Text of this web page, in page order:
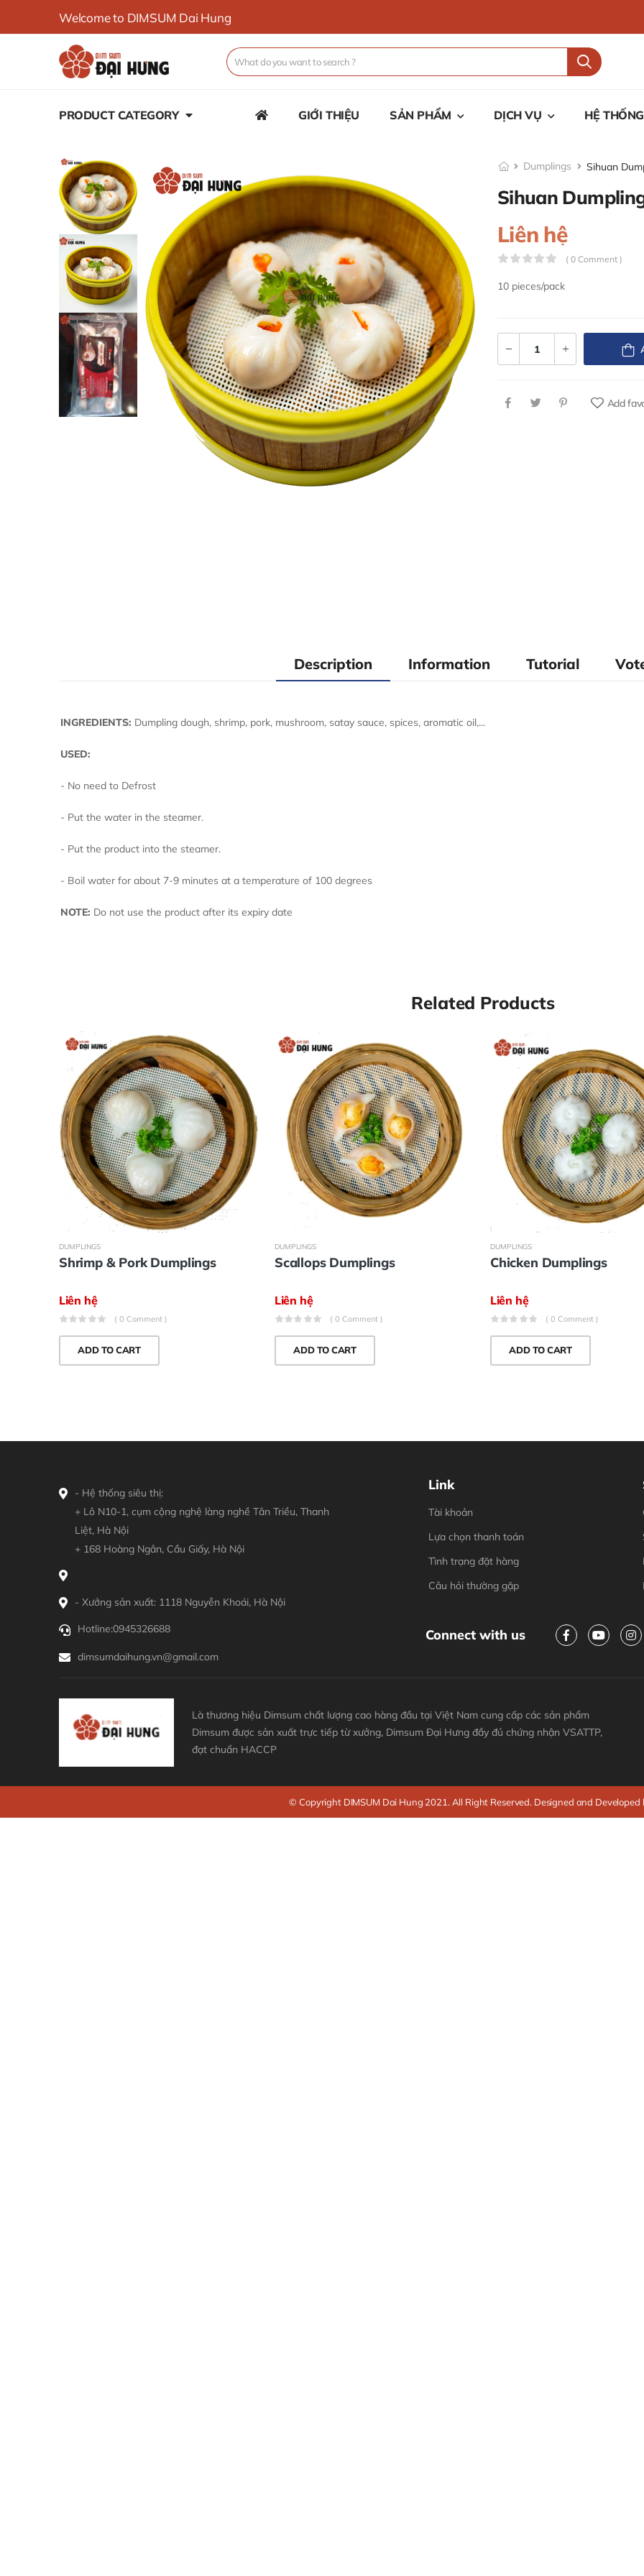
Welcome to DIMSUM Dai Hung
PRODUCT CATEGORY GIỚI THIỆU SẢN PHẨM DỊCH VỤ HỆ THỐNG
Dumplings Sihuan
Sihuan
Liên hệ
( 0 Comment )
10 pieces/pack
Add
Description Information Tutorial
INGREDIENTS: Dumpling dough, shrimp, pork, mushroom, satay sauce, spices, aromatic oil,...
USED:
- No need to Defrost
- Put the water in the steamer.
- Put the product into the steamer.
- Boil water for about 7-9 minutes at a temperature of 100 degrees
NOTE: Do not use the product after its expiry date
Related Products
DUMPLINGS
Shrimp & Pork Dumplings
Liên hệ
( 0 Comment )
ADD TO CART
DUMPLINGS
Scallops Dumplings
Liên hệ
( 0 Comment )
ADD TO CART
DUMPLINGS
Chicken Dumplings
Liên hệ
( 0 Comment )
ADD TO CART
- Hệ thống siêu thị:
+ Lô N10-1, cụm cộng nghệ làng nghề Tân Triều, Thanh
Liệt, Hà Nội
+ 168 Hoàng Ngân, Cầu Giấy, Hà Nội
- Xưởng sản xuất: 1118 Nguyễn Khoái, Hà Nội
Hotline:0945326688
dimsumdaihung.vn@gmail.com
Link
Tài khoản
Lựa chọn thanh toán
Tình trạng đặt hàng
Câu hỏi thường gặp
Connect with us
Là thương hiệu Dimsum chất lượng cao hàng đầu tại Việt Nam cung cấp các sản phẩm
Dimsum được sản xuất trực tiếp từ xưởng, Dimsum Đại Hưng đầy đủ chứng nhận VSATTP,
đạt chuẩn HACCP
© Copyright DIMSUM Dai Hung 2021. All Right Reserved. Designed and Developed